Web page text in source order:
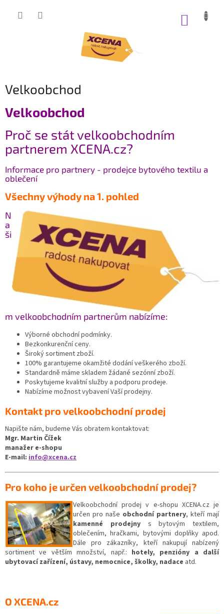
Velkoobchod
Velkoobchod
Proč se stát velkoobchodním
partnerem XCENA.cz?
Informace pro partnery - prodejce bytového textilu a
oblečení
Všechny výhody na 1. pohled
N
a
ši
m velkoobchodním partnerům nabízíme:
Výborné obchodní podmínky.
Bezkonkurenční ceny.
Široký sortiment zboží.
100% garantujeme okamžité dodání veškerého zboží.
Standardně máme skladem žádané sezónní zboží.
Poskytujeme kvalitní služby a podporu prodeje.
Nabízíme možnost vybavení Vaší prodejny.
Kontakt pro velkoobchodní prodej
Napište nám, budeme Vás obratem kontaktovat:
Mgr. Martin Čížek
manažer e-shopu
E-mail: info@xcena.cz
Pro koho je určen velkoobchodní prodej?
Velkoobchodní prodej v e-shopu XCENA.cz je
určen pro naše obchodní partnery, kteří mají
kamenné prodejnys bytovým textilem,
oblečením, hračkami, bytovými doplňky apod.
Dále pro zákazníky, kteří nakupují nabízený
sortiment ve větším množství, např.: hotely, penzióny a další
ubytovací zařízení, ústavy, nemocnice, školky, nadace atd.
O XCENA.cz